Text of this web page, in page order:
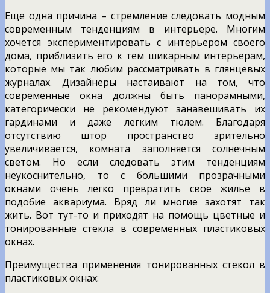
Еще одна причина – стремление следовать модным
современным тенденциям в интерьере. Многим
хочется экспериментировать с интерьером своего
дома, приблизить его к тем шикарным интерьерам,
которые мы так любим рассматривать в глянцевых
журналах. Дизайнеры настаивают на том, что
современные окна должны быть панорамными,
категорически не рекомендуют занавешивать их
гардинами и даже легким тюлем. Благодаря
отсутствию штор пространство зрительно
увеличивается, комната заполняется солнечным
светом. Но если следовать этим тенденциям
неукоснительно, то с большими прозрачными
окнами очень легко превратить свое жилье в
подобие аквариума. Вряд ли многие захотят так
жить. Вот тут-то и приходят на помощь цветные и
тонированные стекла в современных пластиковых
окнах.
Преимущества применения тонированных стекол в
пластиковых окнах: